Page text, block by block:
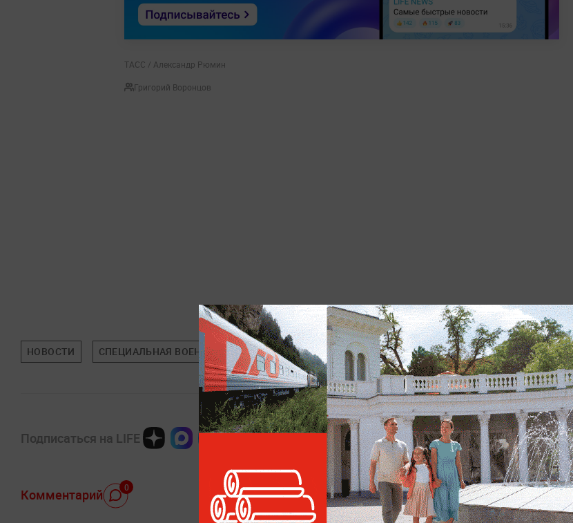
ТАСС / Александр Рюмин
Григорий Воронцов
НОВОСТИ СПЕЦИАЛЬНАЯ ВОЕННАЯ ОПЕРАЦИЯ (СВО) УКРАИНА РОССИЯ ПОЛИТИКА
Подписаться на LIFE
Комментарий 0